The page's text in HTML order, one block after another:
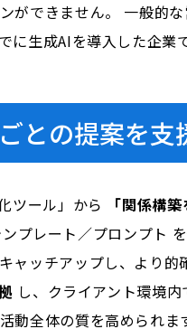
ができません。 一般的
に生成AIを導入した企
との提案を支
ツール」から 「関係構
プレート／プロンプト を
ャッチアップし、より的
し、クライアント環境
動全体の質を高められま